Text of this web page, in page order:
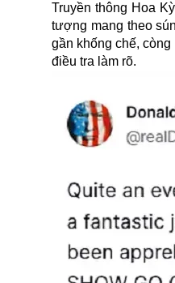
Truyền thông Hoa
tượng mang theo
gần khống chế,
điều tra làm rõ.